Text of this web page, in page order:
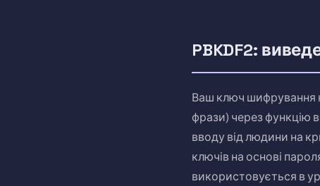
PBKDF2:
Ваш ключ шифрування
фрази) через функцію
вводу від людини на
ключів на основі
використовується в